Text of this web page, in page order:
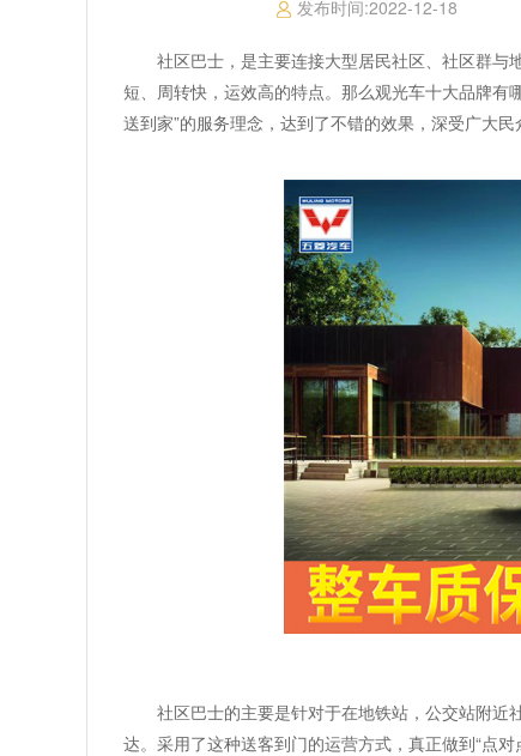
发布时间:2022-12-18
社区巴士，是主要连接大型居民社区、社区群与
短、周转快，运效高的特点。那么观光车十大品牌
送到家”的服务理念，达到了不错的效果，深受广大民
社区巴士的主要是针对于在地铁站，公交站附近
达。采用了这种送客到门的运营方式，真正做到“点